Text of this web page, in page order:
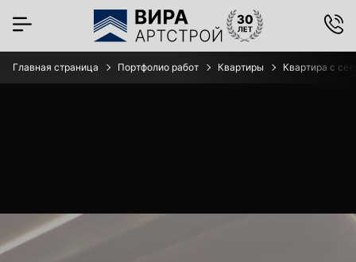
Главная страница Портфолио работ Квартиры Квартира с